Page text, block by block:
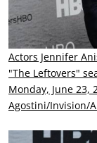
Actors Jennifer
"The Leftovers"
Monday, June 23,
Agostini/Invision/